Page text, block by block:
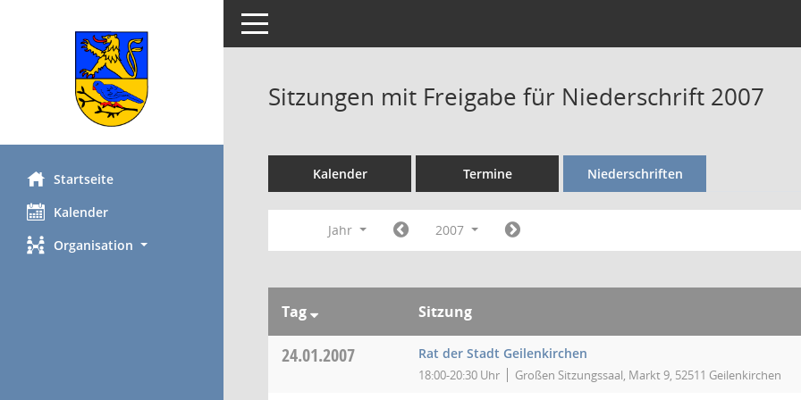
Startseite
Kalender
Organisation
Toggle navigation
Sitzungen mit Freigabe für Niederschrift 2007
Kalender Termine Niederschriften
Jahr 2007
Tag Sitzung
24.01.2007 Rat der Stadt Geilenkirchen
18:00-20:30 Uhr Großen Sitzungssaal, Markt 9, 52511 Geilenkirchen